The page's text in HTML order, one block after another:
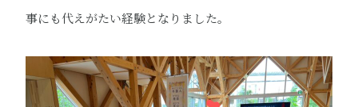
事にも代えがたい経験となりました。